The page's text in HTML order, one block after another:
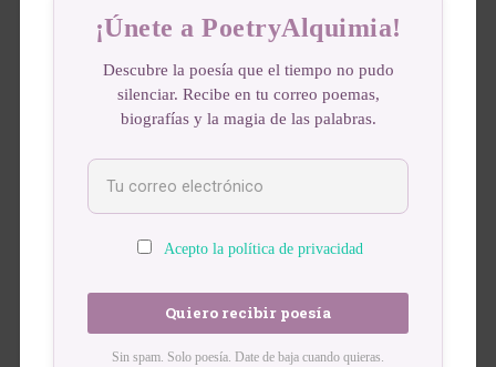
¡Únete a PoetryAlquimia!
Descubre la poesía que el tiempo no pudo
silenciar. Recibe en tu correo poemas,
biografías y la magia de las palabras.
Acepto la política de privacidad
Sin spam. Solo poesía. Date de baja cuando quieras.